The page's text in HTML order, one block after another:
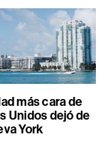
más cara de
Unidos dejó de
York